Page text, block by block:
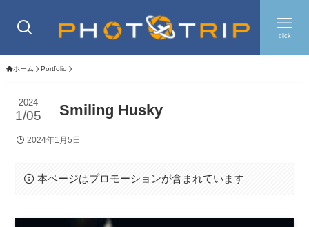
click
ホーム Portfolio
Smiling Husky
2024
1/05
2024年1月5日
本ページはプロモーションが含まれています